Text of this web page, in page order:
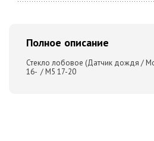
Полное описание
Стекло лобовое (Датчик дождя /
16- / M5 17-20